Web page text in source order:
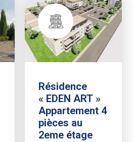
Résidence
« EDEN ART »
Appartement 4
pièces au
2eme étage